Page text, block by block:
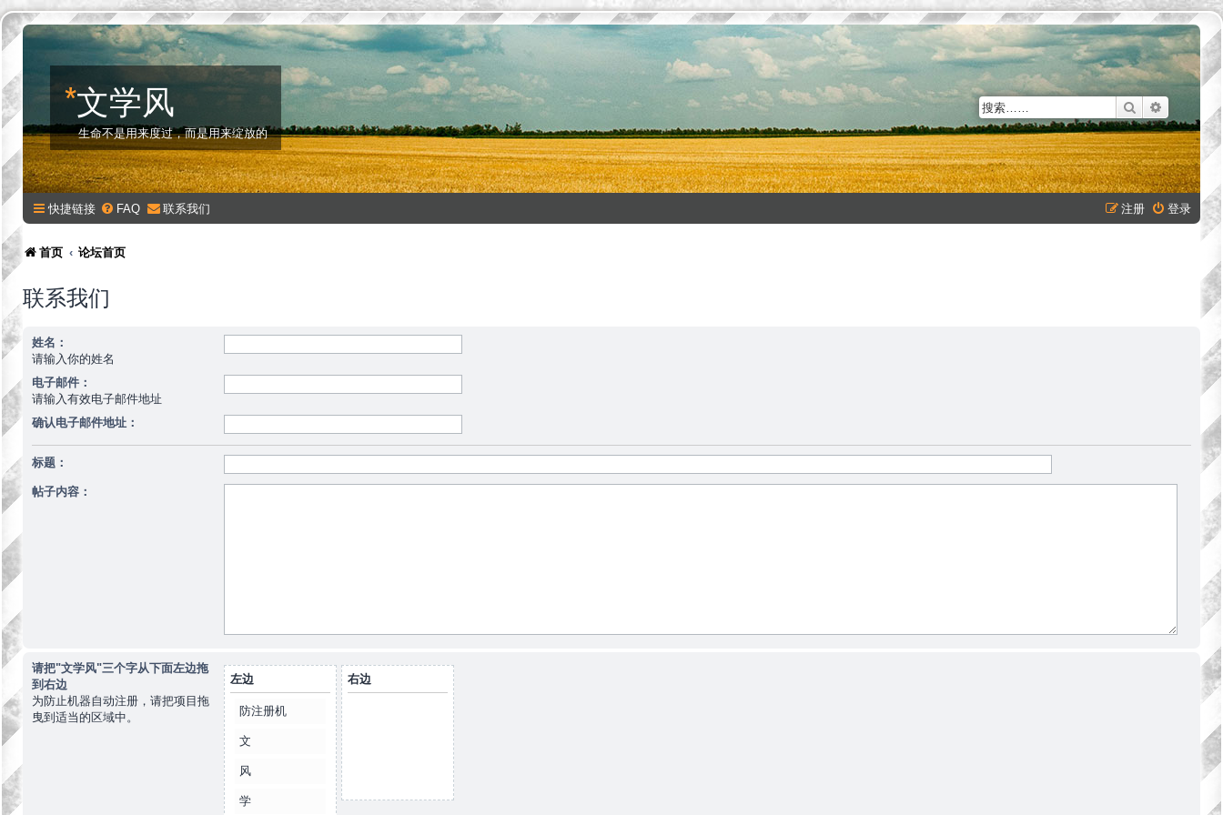
*文学风
生命不是用来度过，而是用来绽放的
搜索
快捷链接 FAQ 联系我们 登录
注册
首页 论坛首页
联系我们
姓名：
请输入你的姓名
电子邮件：
请输入有效电子邮件地址
确认电子邮件地址：
标题：
帖子内容：
请把"文学风"三个字从下面左边拖
到右边
为防止机器自动注册，请把项目拖
曳到适当的区域中。
左边
防注册机
文
风
学
右边